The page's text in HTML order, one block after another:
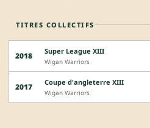
TITRES COLLECTIFS
2018 Super League XIII
Wigan Warriors
2017 Coupe d'angleterre XIII
Wigan Warriors